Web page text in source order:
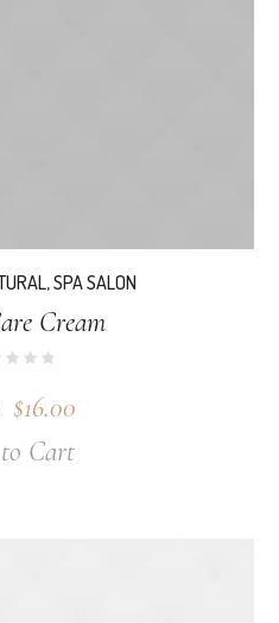
,SPA SALON
Cream
$16.00
Cart